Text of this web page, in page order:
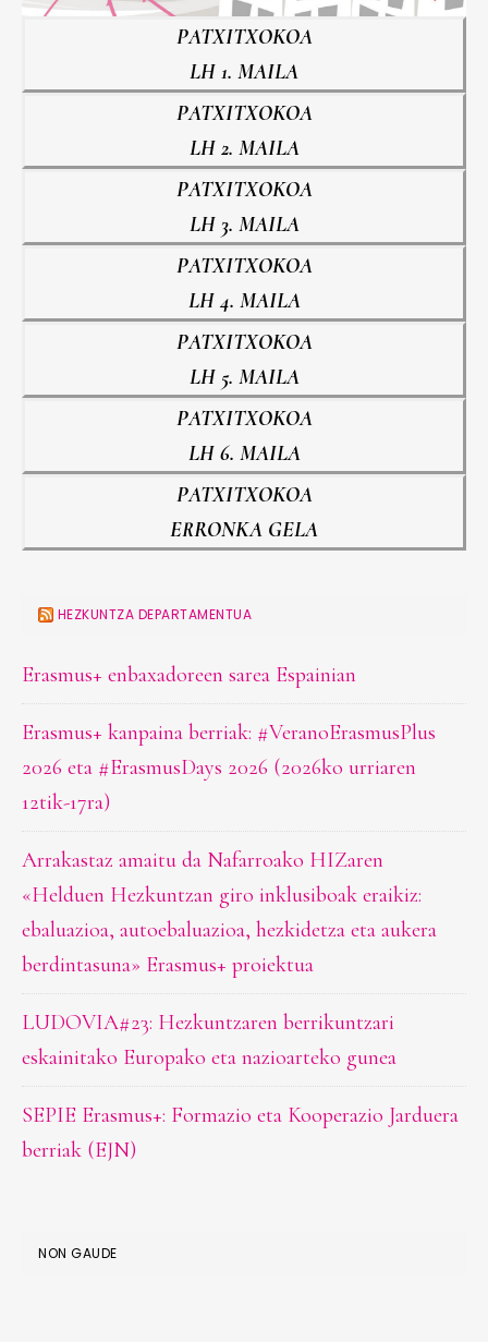
PATXITXOKOA
LH 1. MAILA
PATXITXOKOA
LH 2. MAILA
PATXITXOKOA
LH 3. MAILA
PATXITXOKOA
LH 4. MAILA
PATXITXOKOA
LH 5. MAILA
PATXITXOKOA
LH 6. MAILA
PATXITXOKOA
ERRONKA GELA
HEZKUNTZA DEPARTAMENTUA
Erasmus+ enbaxadoreen sarea Espainian
Erasmus+ kanpaina berriak: #VeranoErasmusPlus
2026 eta #ErasmusDays 2026 (2026ko urriaren
12tik-17ra)
Arrakastaz amaitu da Nafarroako HIZaren
«Helduen Hezkuntzan giro inklusiboak eraikiz:
ebaluazioa, autoebaluazioa, hezkidetza eta aukera
berdintasuna» Erasmus+ proiektua
LUDOVIA#23: Hezkuntzaren berrikuntzari
eskainitako Europako eta nazioarteko gunea
SEPIE Erasmus+: Formazio eta Kooperazio Jarduera
berriak (EJN)
NON GAUDE